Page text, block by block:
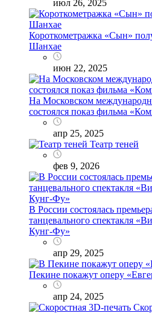
июл 26, 2025
Короткометражка «Сын»
Шанхае
июн 22, 2025
На Московском
состоялся показ фильма
апр 25, 2025
Театр теней
фев 9, 2026
В России состоялась
танцевального спектакля
Кунг-Фу»
апр 29, 2025
Пекине покажут оперу
апр 24, 2025